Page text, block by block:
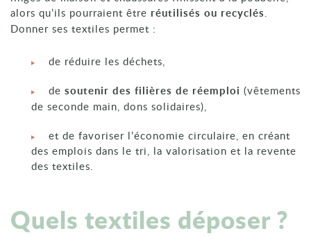
alors qu’ils pourraient être réutilisés ou recyclés
Donner ses textiles permet :
de réduire les déchets,
de soutenir des filières de réemploi (vêtements
de seconde main, dons solidaires),
et de favoriser l’économie circulaire, en créant
des emplois dans le tri, la valorisation et la revente
des textiles.
Quels textiles déposer ?